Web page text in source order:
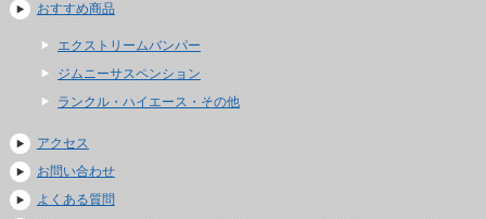
おすすめ商品
エクストリームバンパー
ジムニーサスペンション
ランクル・ハイエース・その他
アクセス
お問い合わせ
よくある質問